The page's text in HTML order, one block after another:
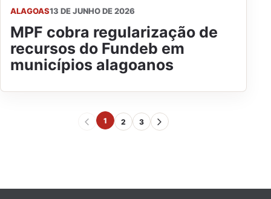
ALAGOAS13 DE JUNHO DE 2026
MPF cobra regularização de
recursos do Fundeb em
municípios alagoanos
1 2 3